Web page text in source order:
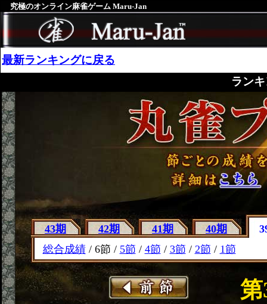
究極のオンライン麻雀ゲーム Maru-Jan
最新ランキングに戻る
ラン
43期 42期 41期 40期
総合成績/ 6節 / 5節 / 4節 / 3節 / 2節 / 1節
第